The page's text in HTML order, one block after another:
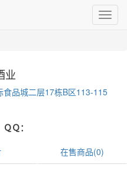
切
换
业
食品城二层17栋B区113-115
ＱＱ：
在售商品(0)